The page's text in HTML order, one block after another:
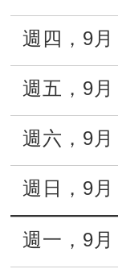
週四 ， 9月
週五 ， 9月
週六 ， 9月
週日 ， 9月
週一 ， 9月